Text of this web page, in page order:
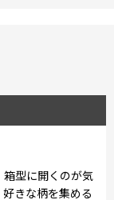
箱型に開くのが気
きな柄を集める